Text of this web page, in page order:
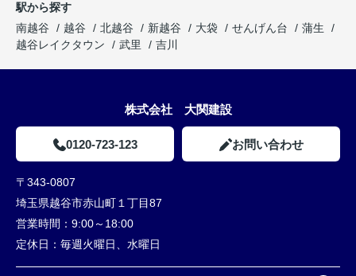
駅から探す
南越谷
越谷 北越谷 新越谷 大袋 せんげん台
蒲生
越谷レイクタウン
武里 吉川
株式会社 大関建設
0120-723-123 お問い合わせ
〒343-0807
埼玉県越谷市赤山町１丁目87
営業時間： 9:00～18:00
定休日： 毎週火曜日、水曜日